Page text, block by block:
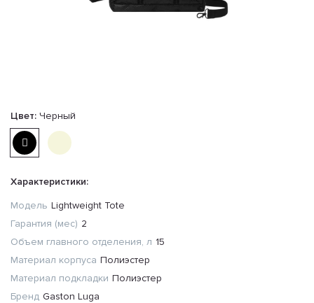
Цвет: Черный
Характеристики:
Модель Lightweight Tote
Гарантия (мес) 2
Объем главного отделения, л 15
Материал корпуса Полиэстер
Материал подкладки Полиэстер
Бренд Gaston Luga